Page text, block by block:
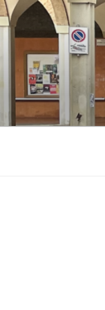
コ
ン
キ